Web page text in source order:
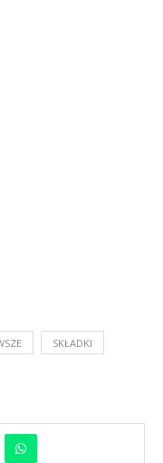
SKŁADKI